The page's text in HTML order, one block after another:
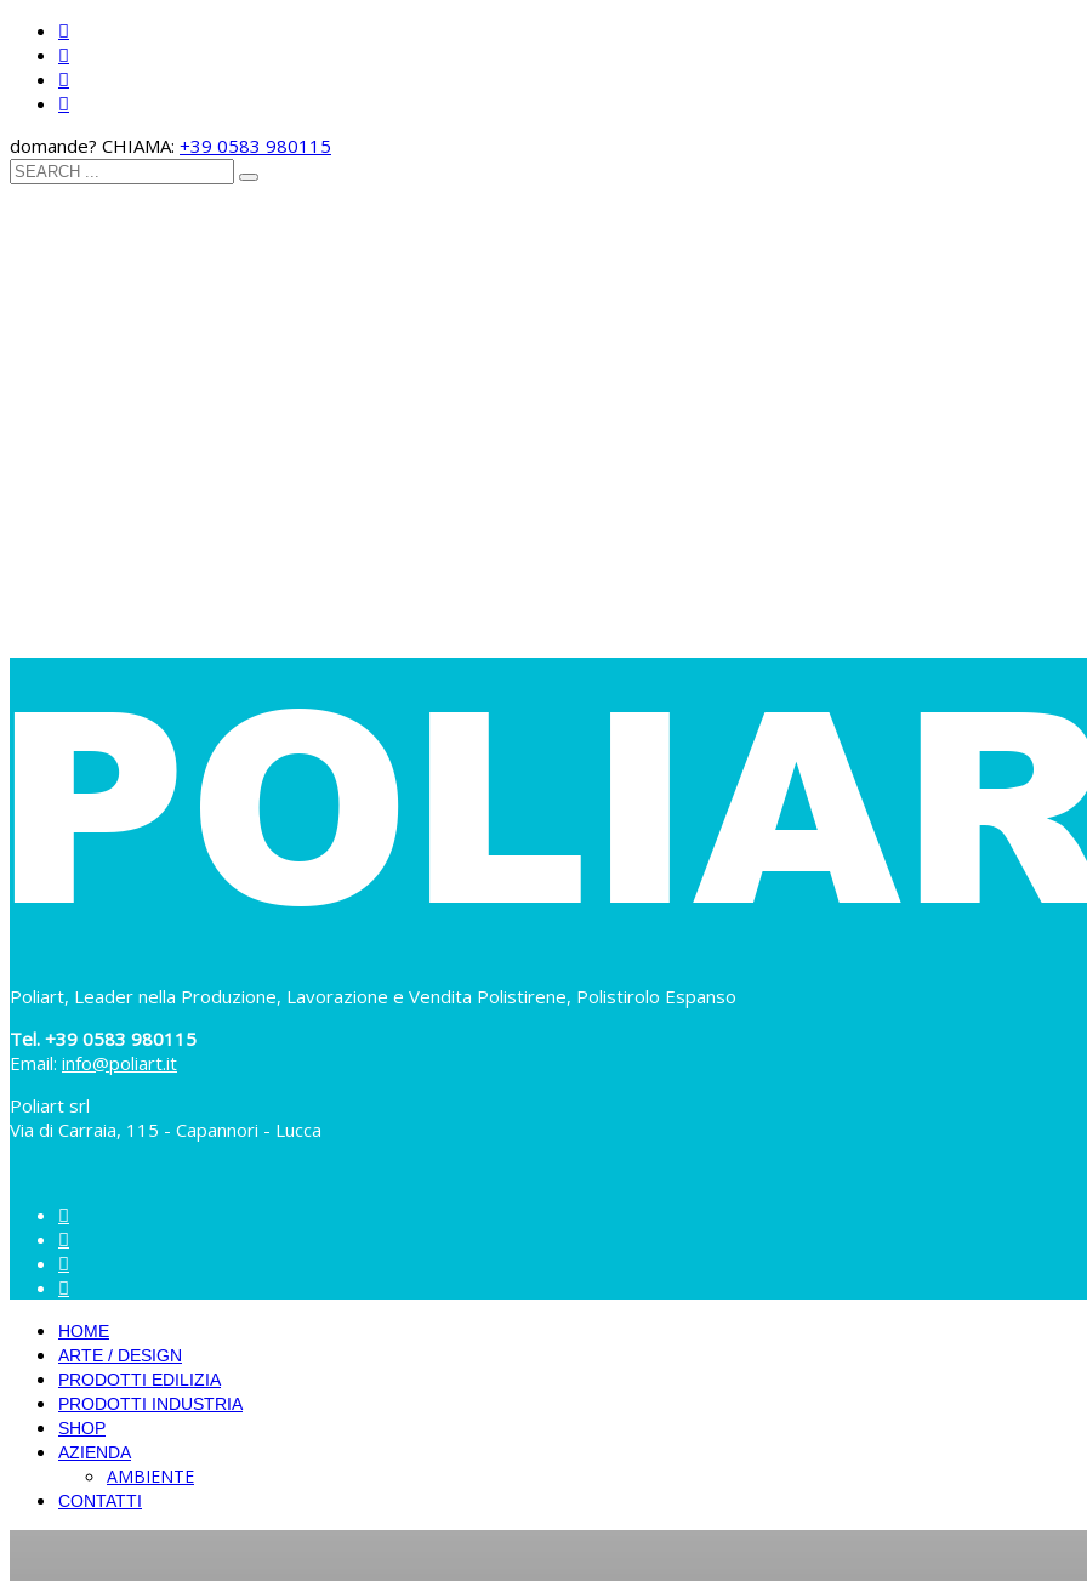
domande? CHIAMA: +39 0583 980115
Poliart, Leader nella Produzione, Lavorazione e Vendita Polistirene, Polistirolo Espanso
Tel. +39 0583 980115
Email: info@poliart.it
Poliart srl
Via di Carraia, 115 - Capannori - Lucca
HOME
ARTE / DESIGN
PRODOTTI EDILIZIA
PRODOTTI INDUSTRIA
SHOP
AZIENDA
AMBIENTE
CONTATTI